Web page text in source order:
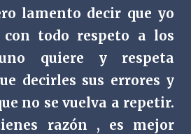
lamento decir que yo
todo respeto a los
quiere y respeta
decirles sus errores y
no se vuelva a repetir.
razón , es mejor